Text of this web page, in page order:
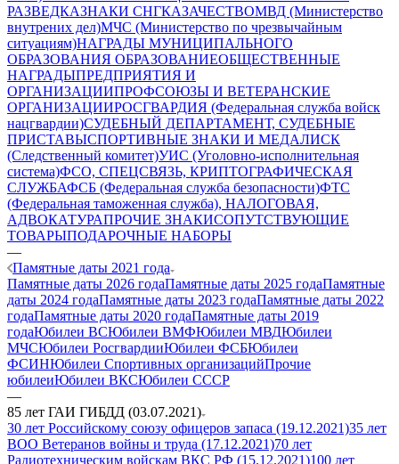
РАЗВЕДКАЗНАКИ СНГКАЗАЧЕСТВОМВД (Министерство
внутрених дел)МЧС (Министерство по чрезвычайным
ситуациям)НАГРАДЫ МУНИЦИПАЛЬНОГО
ОБРАЗОВАНИЯ ОБРАЗОВАНИЕОБЩЕСТВЕННЫЕ
НАГРАДЫПРЕДПРИЯТИЯ И
ОРГАНИЗАЦИИПРОФСОЮЗЫ И ВЕТЕРАНСКИЕ
ОРГАНИЗАЦИИРОСГВАРДИЯ (Федеральная служба войск
нацгвардии)СУДЕБНЫЙ ДЕПАРТАМЕНТ, СУДЕБНЫЕ
ПРИСТАВЫСПОРТИВНЫЕ ЗНАКИ И МЕДАЛИСК
(Следственный комитет)УИС (Уголовно-исполнительная
система)ФСО, СПЕЦСВЯЗЬ, КРИПТОГРАФИЧЕСКАЯ
СЛУЖБАФСБ (Федеральная служба безопасности)ФТС
(Федеральная таможенная служба), НАЛОГОВАЯ,
АДВОКАТУРАПРОЧИЕ ЗНАКИСОПУТСТВУЮЩИЕ
ТОВАРЫПОДАРОЧНЫЕ НАБОРЫ
—
Памятные даты 2021 года
Памятные даты 2026 годаПамятные даты 2025 годаПамятные
даты 2024 годаПамятные даты 2023 годаПамятные даты 2022
годаПамятные даты 2020 годаПамятные даты 2019
годаЮбилеи ВСЮбилеи ВМФЮбилеи МВДЮбилеи
МЧСЮбилеи РосгвардииЮбилеи ФСБЮбилеи
ФСИНЮбилеи Спортивных организацийПрочие
юбилеиЮбилеи ВКСЮбилеи СССР
—
85 лет ГАИ ГИБДД (03.07.2021)
30 лет Российскому союзу офицеров запаса (19.12.2021)35 лет
ВОО Ветеранов войны и труда (17.12.2021)70 лет
Радиотехническим войскам ВКС РФ (15.12.2021)100 лет